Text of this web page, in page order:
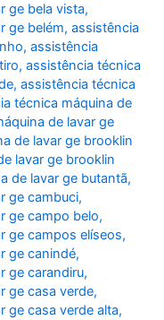
ge bela vista,
ge belém,assistência
,assistência
,assistência técnica
,assistência técnica
técnica máquina de
de lavar ge
de lavar ge brooklin
lavar ge brooklin
de lavar ge butantã,
ge cambuci,
ge campo belo,
ge campos elíseos,
ge canindé,
ge carandiru,
ge casa verde,
ge casa verde alta,